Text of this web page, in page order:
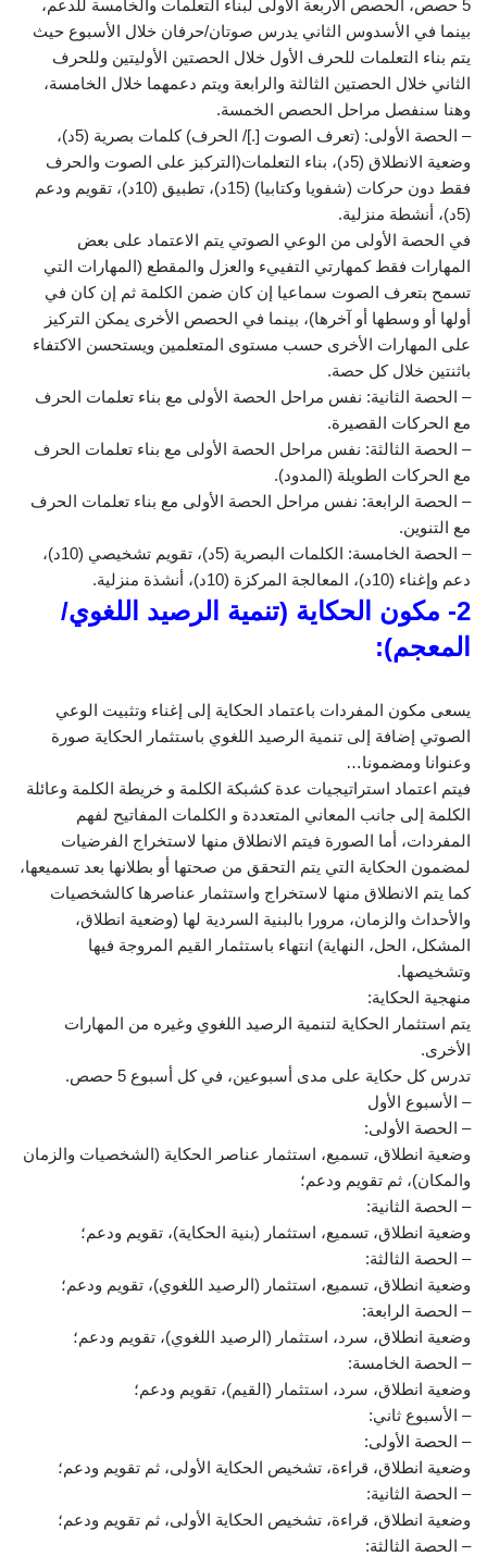
5 حصص، الحصص الأربعة الأولى لبناء التعلمات والخامسة للدعم،
بينما في الأسدوس الثاني يدرس صوتان/حرفان خلال الأسبوع حيث
يتم بناء التعلمات للحرف الأول خلال الحصتين الأوليتين وللحرف
الثاني خلال الحصتين الثالثة والرابعة ويتم دعمهما خلال الخامسة،
وهنا سنفصل مراحل الحصص الخمسة.
– الحصة الأولى: (تعرف الصوت [.]/ الحرف) كلمات بصرية (5د)،
وضعية الانطلاق (5د)، بناء التعلمات(التركبز على الصوت والحرف
فقط دون حركات (شفويا وكتابيا) (15د)، تطبيق (10د)، تقويم ودعم
(5د)، أنشطة منزلية.
في الحصة الأولى من الوعي الصوتي يتم الاعتماد على بعض
المهارات فقط كمهارتي التفييء والعزل والمقطع (المهارات التي
تسمح بتعرف الصوت سماعيا إن كان ضمن الكلمة ثم إن كان في
أولها أو وسطها أو آخرها)، بينما في الحصص الأخرى يمكن التركيز
على المهارات الأخرى حسب مستوى المتعلمين ويستحسن الاكتفاء
باثنتين خلال كل حصة.
– الحصة الثانية: نفس مراحل الحصة الأولى مع بناء تعلمات الحرف
مع الحركات القصيرة.
– الحصة الثالثة: نفس مراحل الحصة الأولى مع بناء تعلمات الحرف
مع الحركات الطويلة (المدود).
– الحصة الرابعة: نفس مراحل الحصة الأولى مع بناء تعلمات الحرف
مع التنوين.
– الحصة الخامسة: الكلمات البصرية (5د)، تقويم تشخيصي (10د)،
دعم وإغناء (10د)، المعالجة المركزة (10د)، أنشذة منزلية.
2- مكون الحكاية (تنمية الرصيد اللغوي/
المعجم):
يسعى مكون المفردات باعتماد الحكاية إلى إغناء وتثبيت الوعي
الصوتي إضافة إلى تنمية الرصيد اللغوي باستثمار الحكاية صورة
وعنوانا ومضمونا…
فيتم اعتماد استراتيجيات عدة كشبكة الكلمة و خريطة الكلمة وعائلة
الكلمة إلى جانب المعاني المتعددة و الكلمات المفاتيح لفهم
المفردات، أما الصورة فيتم الانطلاق منها لاستخراج الفرضيات
لمضمون الحكاية التي يتم التحقق من صحتها أو بطلانها بعد تسميعها،
كما يتم الانطلاق منها لاستخراج واستثمار عناصرها كالشخصيات
والأحداث والزمان، مرورا بالبنية السردية لها (وضعية انطلاق،
المشكل، الحل، النهاية) انتهاء باستثمار القيم المروجة فيها
وتشخيصها.
منهجية الحكاية:
يتم استثمار الحكاية لتنمية الرصيد اللغوي وغيره من المهارات
الأخرى.
تدرس كل حكاية على مدى أسبوعين، في كل أسبوع 5 حصص.
– الأسبوع الأول
– الحصة الأولى:
وضعية انطلاق، تسميع، استثمار عناصر الحكاية (الشخصيات والزمان
والمكان)، ثم تقويم ودعم؛
– الحصة الثانية:
وضعية انطلاق، تسميع، استثمار (بنية الحكاية)، تقويم ودعم؛
– الحصة الثالثة:
وضعية انطلاق، تسميع، استثمار (الرصيد اللغوي)، تقويم ودعم؛
– الحصة الرابعة:
وضعية انطلاق، سرد، استثمار (الرصيد اللغوي)، تقويم ودعم؛
– الحصة الخامسة:
وضعية انطلاق، سرد، استثمار (القيم)، تقويم ودعم؛
– الأسبوع ثاني:
– الحصة الأولى:
وضعية انطلاق، قراءة، تشخيص الحكاية الأولى، ثم تقويم ودعم؛
– الحصة الثانية:
وضعية انطلاق، قراءة، تشخيص الحكاية الأولى، ثم تقويم ودعم؛
– الحصة الثالثة: